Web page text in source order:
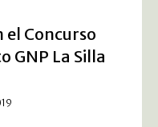
el Concurso
GNP La Silla